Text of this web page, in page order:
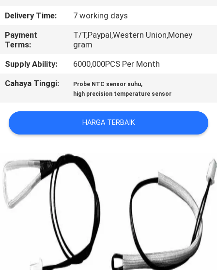
PABRIK
KONTROL
KUALITAS
HUBUNGI
BERITA
PERMINTAAN
PENAWARAN
SITEMAP
POLICY
Delivery Time:
7 working days
Payment
Terms:
T/T,Paypal,Western Union,Money
gram
Supply Ability:
6000,000PCS Per Month
Cahaya Tinggi:
Probe NTC sensor suhu,
high precision temperature sensor
HARGA TERBAIK